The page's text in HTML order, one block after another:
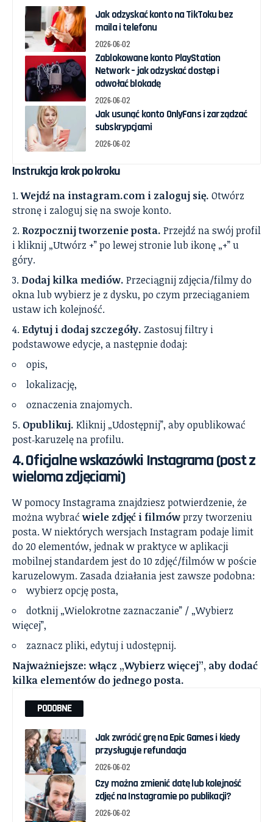
Jak odzyskać konto na TikToku bez
maila i telefonu
2026-06-02
Zablokowane konto PlayStation
Network – jak odzyskać dostęp i
odwołać blokadę
2026-06-02
Jak usunąć konto OnlyFans i zarządzać
subskrypcjami
2026-06-02
Instrukcja krok po kroku
Wejdź na instagram.com i zaloguj się. Otwórz
stronę i zaloguj się na swoje konto.
Rozpocznij tworzenie posta. Przejdź na swój profil
i kliknij „Utwórz +” po lewej stronie lub ikonę „+” u
góry.
Dodaj kilka mediów. Przeciągnij zdjęcia/filmy do
okna lub wybierz je z dysku, po czym przeciąganiem
ustaw ich kolejność.
Edytuj i dodaj szczegóły. Zastosuj filtry i
podstawowe edycje, a następnie dodaj:
opis,
lokalizację,
oznaczenia znajomych.
Opublikuj. Kliknij „Udostępnij”, aby opublikować
post‑karuzelę na profilu.
4. Oficjalne wskazówki Instagrama (post z
wieloma zdjęciami)
W pomocy Instagrama znajdziesz potwierdzenie, że
można wybraćwiele zdjęć i filmówprzy tworzeniu
posta. W niektórych wersjach Instagram podaje limit
do 20 elementów, jednak w praktyce w aplikacji
mobilnej standardem jest do 10 zdjęć/filmów w poście
karuzelowym. Zasada działania jest zawsze podobna:
wybierz opcję posta,
dotknij „Wielokrotne zaznaczanie” / „Wybierz
więcej”,
zaznacz pliki, edytuj i udostępnij.
Najważniejsze: włącz „Wybierz więcej”, aby dodać
kilka elementów do jednego posta.
PODOBNE
Jak zwrócić grę na Epic Games i kiedy
przysługuje refundacja
2026-06-02
Czy można zmienić datę lub kolejność
zdjęć na Instagramie po publikacji?
2026-06-02